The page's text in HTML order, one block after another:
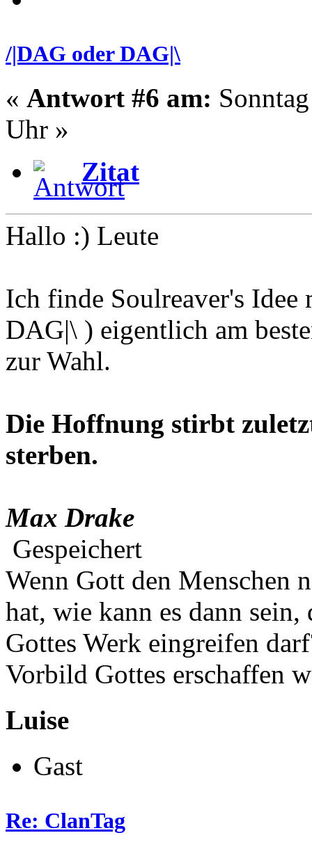
/|DAG oder DAG|\
« Antwort #6 am:
Uhr »
Zitat
Hallo :) Leute
Ich finde Soulreaver's
DAG|\ ) eigentlich am
zur Wahl.
Die Hoffnung stirbt
sterben.
Max Drake
Gespeichert
Wenn Gott den Menschen
hat, wie kann es dann
Gottes Werk eingreifen
Vorbild Gottes erschaffen
Luise
Gast
Re: ClanTag